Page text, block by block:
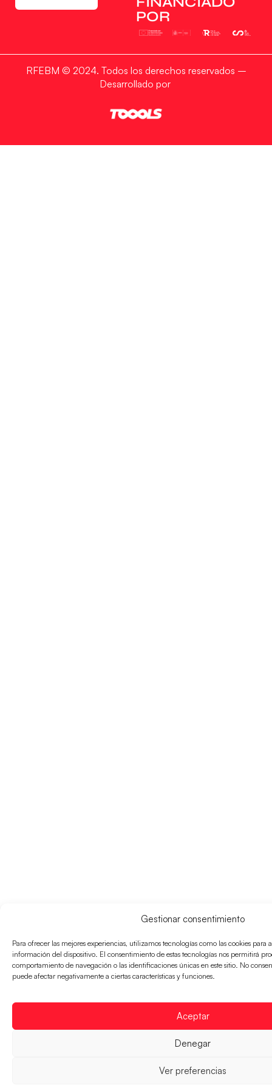
funciones.
Denegar
POR
RFEBM © 2024. Todos los derechos reservados –
Desarrollado por